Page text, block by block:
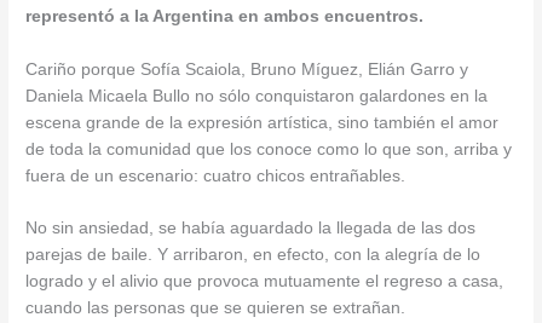
representó a la Argentina en ambos encuentros.
Cariño porque Sofía Scaiola, Bruno Míguez, Elián Garro y
Daniela Micaela Bullo no sólo conquistaron galardones en la
escena grande de la expresión artística, sino también el amor
de toda la comunidad que los conoce como lo que son, arriba y
fuera de un escenario: cuatro chicos entrañables.
No sin ansiedad, se había aguardado la llegada de las dos
parejas de baile. Y arribaron, en efecto, con la alegría de lo
logrado y el alivio que provoca mutuamente el regreso a casa,
cuando las personas que se quieren se extrañan.